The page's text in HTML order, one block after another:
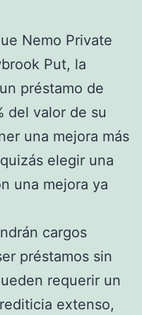
Nemo Private
Put, la
préstamo de
del valor de su
una mejora más
elegir una
una mejora ya
cargos
préstamos sin
requerir un
extenso,